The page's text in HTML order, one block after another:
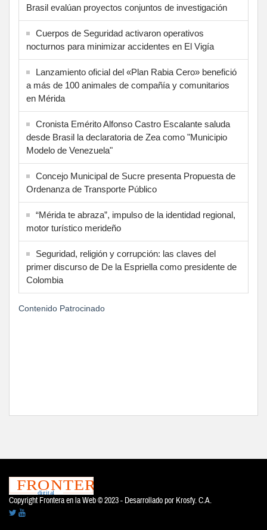
Brasil evalúan proyectos conjuntos de investigación
Cuerpos de Seguridad activaron operativos
nocturnos para minimizar accidentes en El Vigía
Lanzamiento oficial del «Plan Rabia Cero» benefició
a más de 100 animales de compañía y comunitarios
en Mérida
Cronista Emérito Alfonso Castro Escalante saluda
desde Brasil la declaratoria de Zea como "Municipio
Modelo de Venezuela"
Concejo Municipal de Sucre presenta Propuesta de
Ordenanza de Transporte Público
“Mérida te abraza”, impulso de la identidad regional,
motor turístico merideño
Seguridad, religión y corrupción: las claves del
primer discurso de De la Espriella como presidente de
Colombia
Contenido Patrocinado
Copyright Frontera en la Web © 2023 - Desarrollado por Krosfy. C.A.